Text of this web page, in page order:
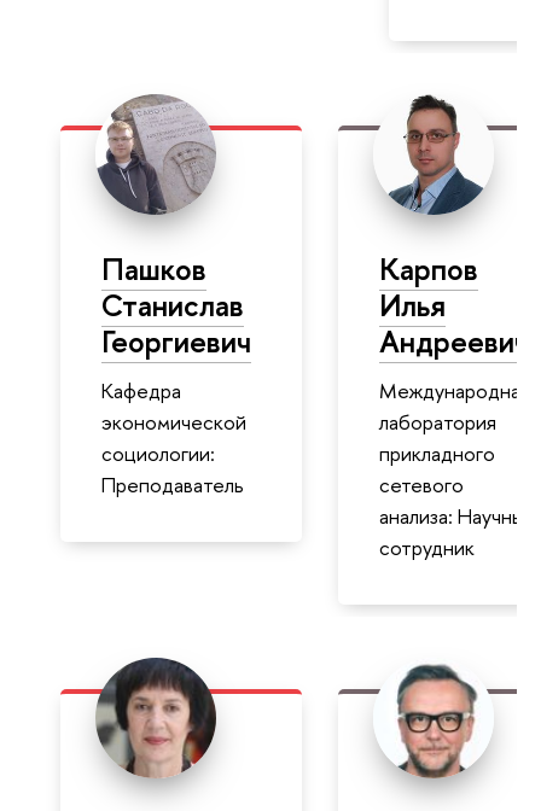
Пашков
Станислав
Георгиевич
Кафедра
экономической
социологии:
Преподаватель
Карпов
Илья
Андреевич
Международная
лаборатория
прикладного
сетевого
анализа: Научный
сотрудник